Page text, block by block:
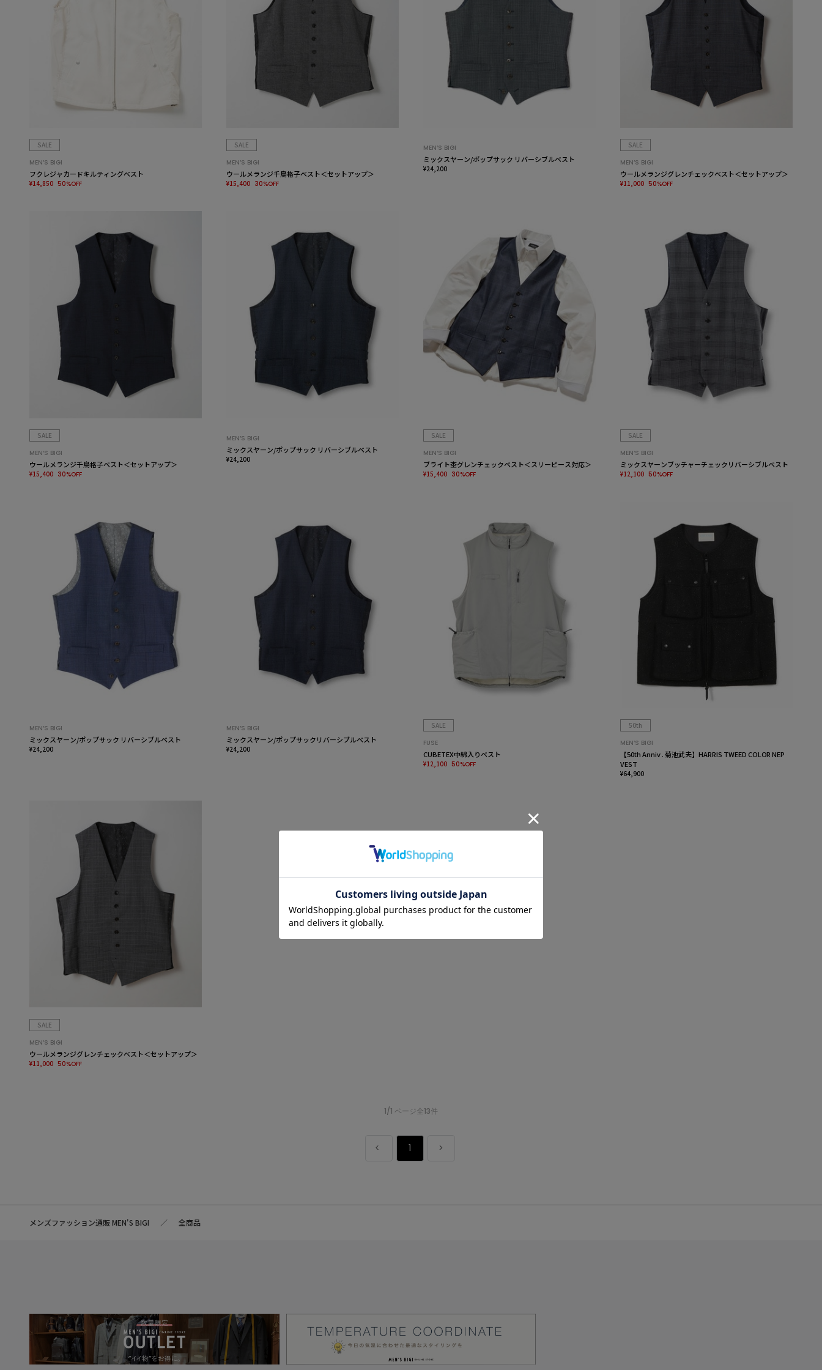
SALE
MEN’S BIGI
フクレジャカードキルティングベスト
¥14,850 50%OFF
SALE
MEN’S BIGI
ウールメランジ千鳥格子ベスト＜セットアップ＞
¥15,400 30%OFF
MEN’S BIGI
ミックスヤーン/ポップサック リバーシブルベスト
¥24,200
SALE
MEN’S BIGI
ウールメランジグレンチェックベスト＜セットアップ＞
¥11,000 50%OFF
SALE
MEN’S BIGI
ウールメランジ千鳥格子ベスト＜セットアップ＞
¥15,400 30%OFF
MEN’S BIGI
ミックスヤーン/ポップサック リバーシブルベスト
¥24,200
SALE
MEN’S BIGI
ブライト杢グレンチェックベスト＜スリーピース対応＞
¥15,400 30%OFF
SALE
MEN’S BIGI
ミックスヤーンブッチャーチェックリバーシブルベスト
¥12,100 50%OFF
MEN’S BIGI
ミックスヤーン/ポップサック リバーシブルベスト
¥24,200
MEN’S BIGI
ミックスヤーン/ポップサックリバーシブルベスト
¥24,200
SALE
FUSE
CUBETEX中綿入りベスト
¥12,100 50%OFF
50th
MEN’S BIGI
【50th Anniv . 菊池武夫】HARRIS TWEED COLOR NEP
VEST
¥64,900
SALE
MEN’S BIGI
ウールメランジグレンチェックベスト＜セットアップ＞
¥11,000 50%OFF
1/1 ページ全13件
1
メンズファッション通販 MEN'S BIGI 全商品